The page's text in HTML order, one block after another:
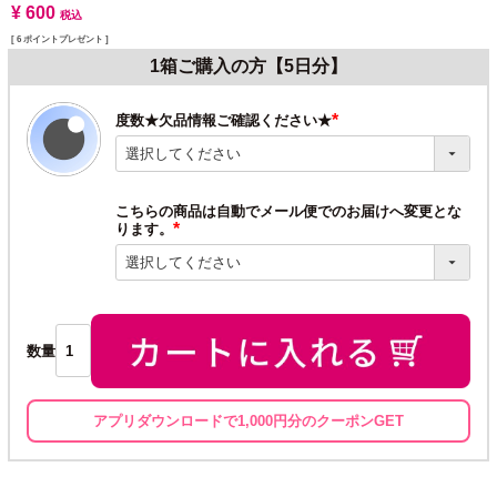
¥ 600 税込
[ 6 ポイントプレゼント ]
1箱ご購入の方【5日分】
度数★欠品情報ご確認ください★
(必
こちらの商品は自動でメール便でのお届けへ変更とな
ります。
(必
須)
数量
アプリダウンロードで1,000円分のクーポンGET